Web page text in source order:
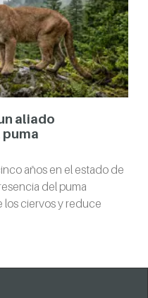
aliado
puma
años en el estado de
del puma
ciervos y reduce